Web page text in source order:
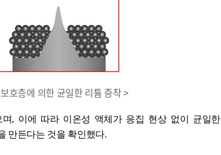
호층에 의한 균일한 리튬 증착 >
, 이에 따라 이온성 액체가 응집 현상 없이 균일한
만든다는 것을 확인했다.